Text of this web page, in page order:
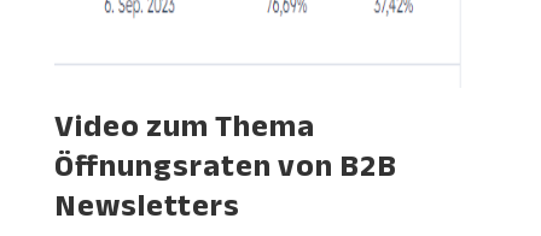
Video zum Thema
Öffnungsraten von B2B
Newsletters